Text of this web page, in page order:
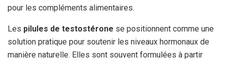
pour les compléments alimentaires.
Les pilules de testostérone se positionnent comme une
solution pratique pour soutenir les niveaux hormonaux de
manière naturelle. Elles sont souvent formulées à partir